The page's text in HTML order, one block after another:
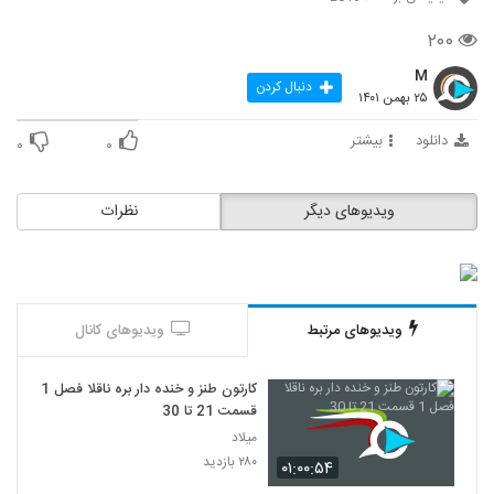
۲۰۰
M
۲۵ بهمن ۱۴۰۱ دنبال کردن
دانلود بیشتر ۰ ۰
نظرات ویدیوهای دیگر
ویدیوهای مرتبط ویدیوهای کانال
۰۱:۰۰:۵۴
کارتون طنز و خنده دار بره ناقلا فصل 1
قسمت 21 تا 30
میلاد
۲۸۰ بازدید